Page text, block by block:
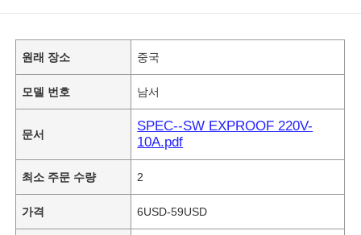
원래 장소 중국
모델 번호 남서
문서
SPEC--SW EXPROOF 220V-
10A.pdf
최소 주문 수량 2
가격 6USD-59USD